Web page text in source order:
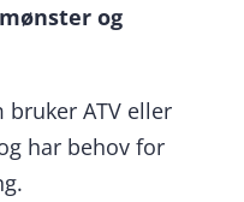
og
bruker ATV eller
har behov for